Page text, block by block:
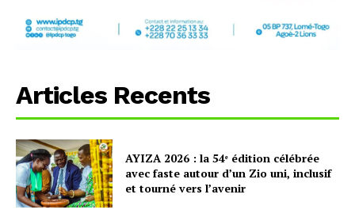
Articles Recents
AYIZA 2026 : la 54ᵉ édition célébrée
avec faste autour d’un Zio uni, inclusif
et tourné vers l’avenir